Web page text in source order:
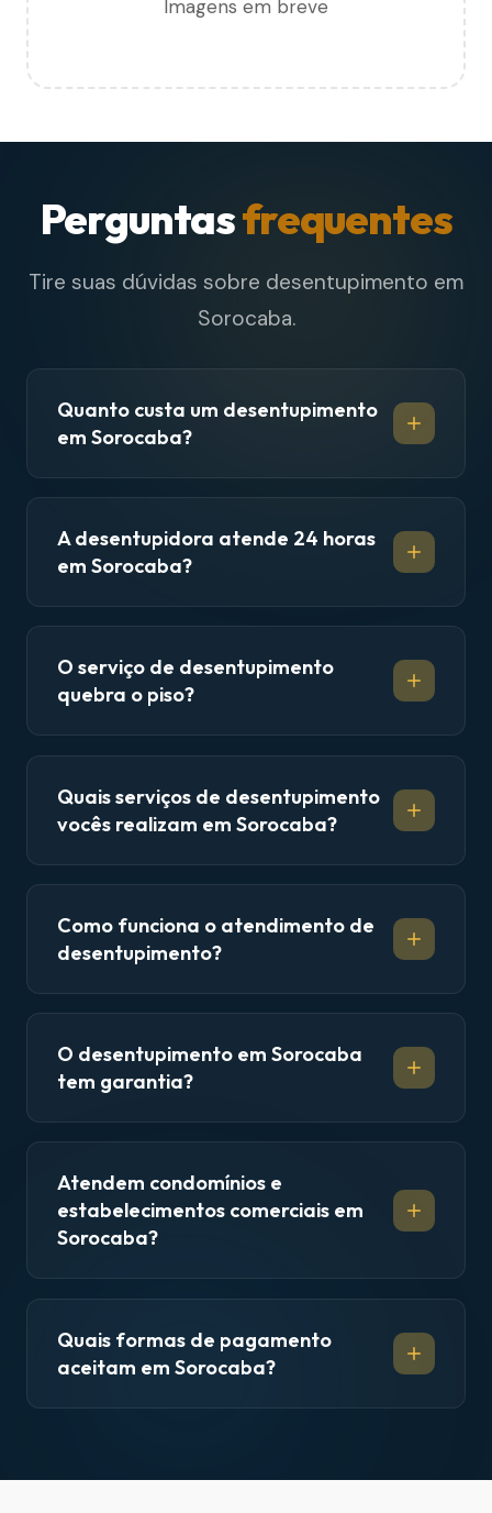
Imagens em breve
Perguntasfrequentes
Tire suas dúvidas sobre desentupimento em
Sorocaba.
Quanto custa um desentupimento
em Sorocaba?
A desentupidora atende 24 horas
em Sorocaba?
O serviço de desentupimento
quebra o piso?
Quais serviços de desentupimento
vocês realizam em Sorocaba?
Como funciona o atendimento de
desentupimento?
O desentupimento em Sorocaba
tem garantia?
Atendem condomínios e
estabelecimentos comerciais em
Sorocaba?
Quais formas de pagamento
aceitam em Sorocaba?